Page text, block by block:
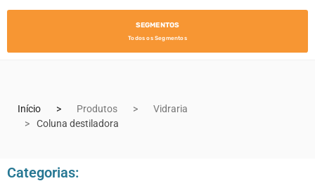
SEGMENTOS
Todos os Segmentos
Início Produtos
Vidraria
Coluna destiladora
Categorias: